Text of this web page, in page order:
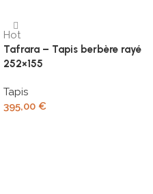
Hot
Tafrara – Tapis berbère rayé
252×155
Tapis
395,00 €